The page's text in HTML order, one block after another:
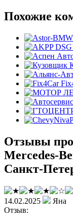
Похожие
Отзывы
Mercedes-
Санкт-
14.02.2025
Яна
Отзыв: